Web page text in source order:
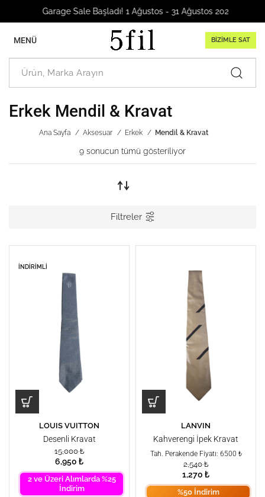
Garage Sale Başladı! 1 Ağustos - 31 Ağustos 2026
MENÜ BİZİMLE SAT
Erkek Mendil & Kravat
Ana Sayfa Aksesuar Erkek Mendil & Kravat
9 sonucun tümü gösteriliyor
Filtreler
İNDIRIMLI
LOUIS VUITTON
Desenli Kravat
15,000₺
6,950 ₺
2 ve Üzeri Alımlarda %25
İndirim
LANVIN
Kahverengi İpek Kravat
Tah. Perakende Fiyatı: 6500 ₺
2,540₺
1,270 ₺
%50 İndirim